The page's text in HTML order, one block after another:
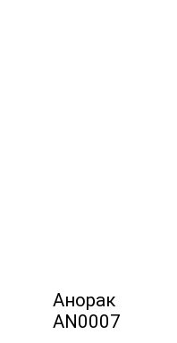
Анорак
AN0007